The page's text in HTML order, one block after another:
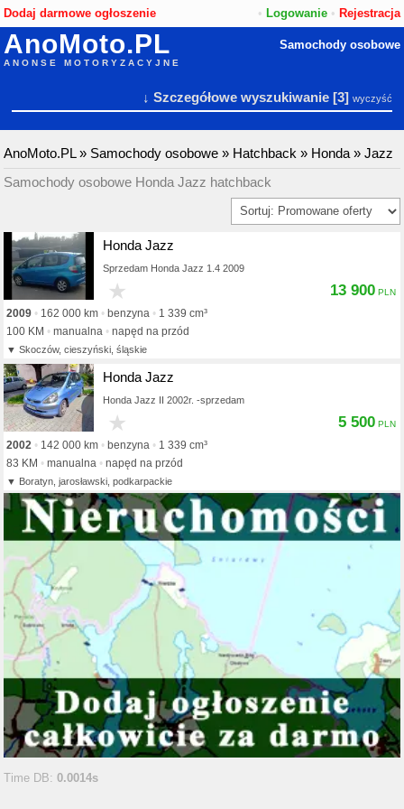
Dodaj darmowe ogłoszenie • Logowanie• Rejestracja
AnoMoto.PL
ANONSE MOTORYZACYJNE
Samochody osobowe
↓ Szczegółowe wyszukiwanie[3] wyczyść
AnoMoto.PL» Samochody osobowe » Hatchback » Honda »Jazz
Samochody osobowe Honda Jazz hatchback
Honda Jazz
Sprzedam Honda Jazz 1.4 2009
2009 162 000 km benzyna
1 339 cm³
100 KM
manualna napęd na przód
Skoczów, cieszyński, śląskie
13 900
Honda Jazz
Honda Jazz II 2002r. -sprzedam
2002 142 000 km benzyna
1 339 cm³
83 KM
manualna napęd na przód
Boratyn, jarosławski, podkarpackie
5 500
Time DB:0.0014s